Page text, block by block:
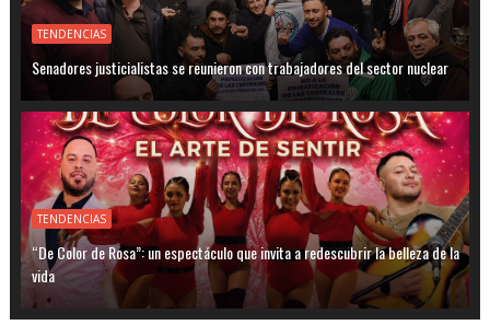
TENDENCIAS
Senadores justicialistas se reunieron con trabajadores del sector nuclear
TENDENCIAS
“De Color de Rosa”: un espectáculo que invita a redescubrir la belleza de la
vida